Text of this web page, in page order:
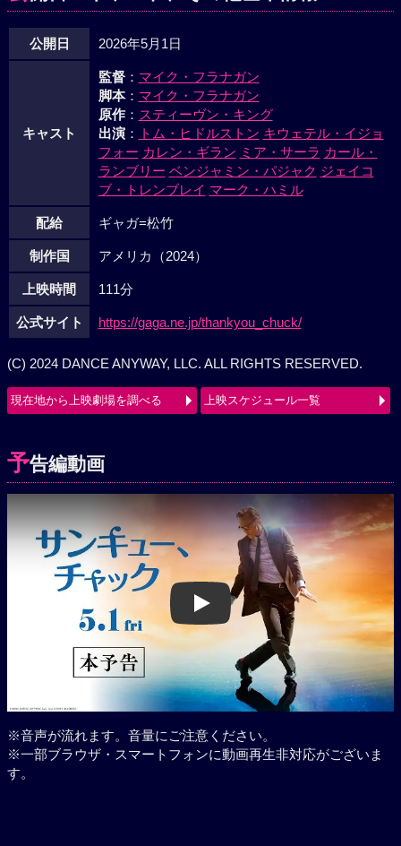
公開日 2026年5月1日
キャスト
監督： マイク・フラナガン
脚本： マイク・フラナガン
原作： スティーヴン・キング
出演： トム・ヒドルストン キウェテル・イジョ
フォー カレン・ギラン ミア・サーラ カール・
ランブリー ベンジャミン・パジャク ジェイコ
ブ・トレンブレイ マーク・ハミル
配給 ギャガ=松竹
制作国 アメリカ（2024）
上映時間 111分
公式サイト https://gaga.ne.jp/thankyou_chuck/
(C) 2024 DANCE ANYWAY, LLC. ALL RIGHTS RESERVED.
現在地から上映劇場を調べる 上映スケジュール一覧
予告編動画
Play
※音声が流れます。音量にご注意ください。
※一部ブラウザ・スマートフォンに動画再生非対応がございま
す。